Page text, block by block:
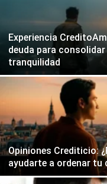
Experiencia
deuda para
tranquilidad
Opiniones Crediticio:
ayudarte a ordenar tu